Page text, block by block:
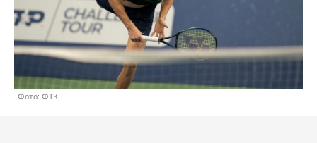
Фото: ФТК